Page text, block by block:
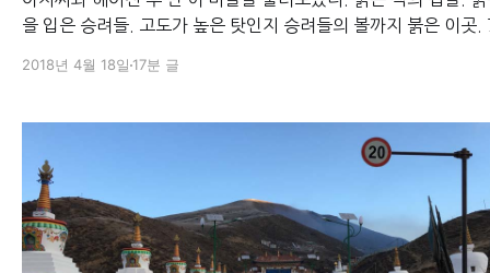
을 입은 승려들. 고도가 높은 탓인지 승려들의 볼까지 붉은 이곳
리에 쌓여있던 쓰레기 더미 속을 뒤지고 있던 야크였다. 승려들과 일반
2018년 4월 18일 17분 글